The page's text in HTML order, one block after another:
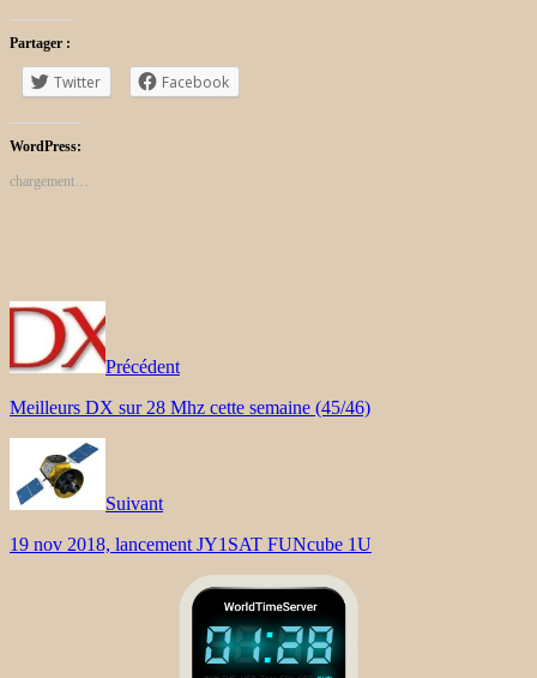
Partager :
Twitter Facebook
WordPress:
chargement…
Précédent
Meilleurs DX sur 28 Mhz cette semaine (45/46)
Suivant
19 nov 2018, lancement JY1SAT FUNcube 1U